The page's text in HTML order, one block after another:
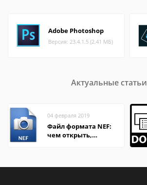
Adobe Photoshop
Версия: 23.4.1.5 (2.41 МБ)
Актуальные статьи
04 февраля 2019
Файл формата NEF:
чем открыть,